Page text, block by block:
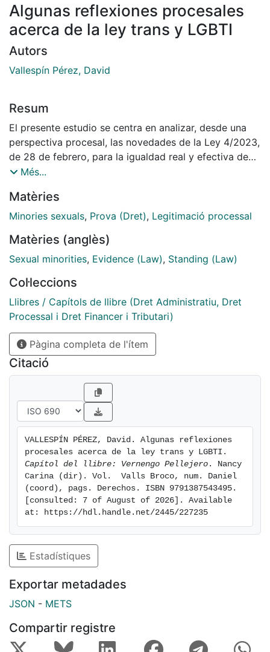
Algunas reflexiones procesales
acerca de la ley trans y LGBTI
Autors
Vallespín Pérez, David
Resum
El presente estudio se centra en analizar, desde una
perspectiva procesal, las novedades de la Ley 4/2023,
de 28 de febrero, para la igualdad real y efectiva de
las personas trans y para la garantía de los derechos
Enjuiciamiento Civil en orden a la legitimación, la
publicidad e intervención procesal, y la carga de
Més...
Matèries
Minories sexuals, Prova (Dret), Legitimació processal
Matèries (anglès)
Sexual minorities, Evidence (Law), Standing (Law)
Col·leccions
Llibres / Capítols de llibre (Dret Administratiu, Dret
Processal i Dret Financer i Tributari)
Pàgina completa de l'ítem
Citació
VALLESPÍN PÉREZ, David. Algunas reflexiones
Capítol del llibre: Vernengo Pellejero . Nancy
Carina (dir). Vol.  Valls Broco, num. Daniel
(coord), pags. Derechos. ISBN 9791387543495.
[consulted: 7 of August of 2026]. Available
at: https://hdl.handle.net/2445/227235
Estadístiques
Exportar metadades
JSON - METS
Compartir registre